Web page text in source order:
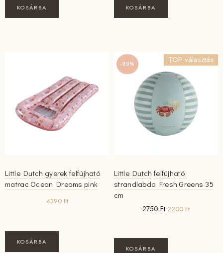
KOSÁRBA KOSÁRBA
Little Dutch gyerek felfújható
matrac Ocean Dreams pink
4390 Ft
KOSÁRBA
-20% TOP választás
Little Dutch felfújható
strandlabda Fresh Greens 35
cm
2750Ft Original
2750 Ft.
2200 FtCurrent
KOSÁRBA